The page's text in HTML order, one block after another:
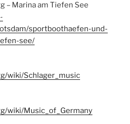
– Marina am Tiefen See
sportboothaefen-und-
see/
wiki/Schlager_music
wiki/Music_of_Germany